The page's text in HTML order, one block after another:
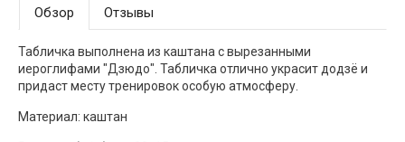
Обзор Отзывы
Табличка выполнена из каштана с вырезанными
иероглифами "Дзюдо". Табличка отлично украсит додзё и
придаст месту тренировок особую атмосферу.
Материал: каштан